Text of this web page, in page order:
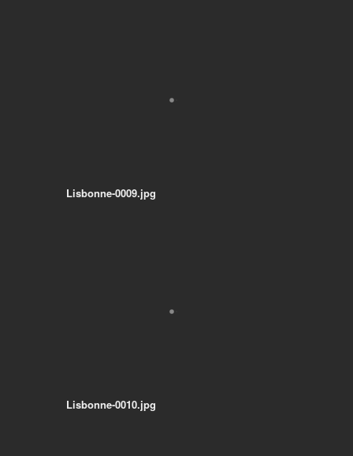
Lisbonne-0009.jpg
Lisbonne-0010.jpg